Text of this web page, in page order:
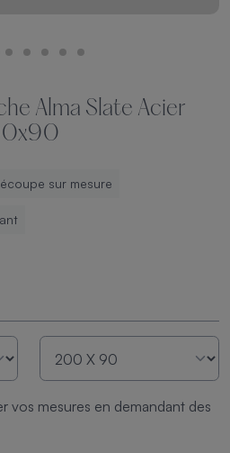
Alma Slate Acier
sur mesure
vos mesures en demandant des